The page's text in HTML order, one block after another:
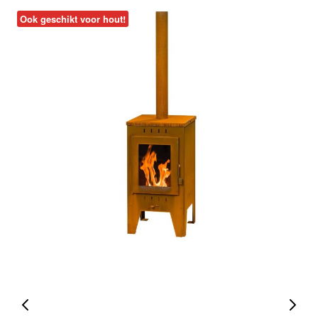
Ook geschikt voor hout!